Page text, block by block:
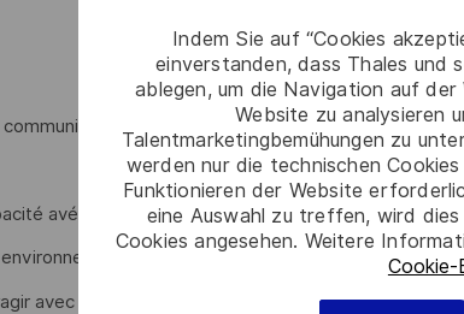
Indem Sie auf “Cookies
einverstanden, dass Thales und
ablegen, um die Navigation auf
Website zu analysieren
Talentmarketingbemühungen zu
werden nur die technischen
Funktionieren der Website
eine Auswahl zu treffen, wird
Cookies angesehen. Weitere
Cookie-
verbale et écrite
avérée à influencer les équipes et les résultats
en évolution rapide
avec des équipes/groupes multiculturels